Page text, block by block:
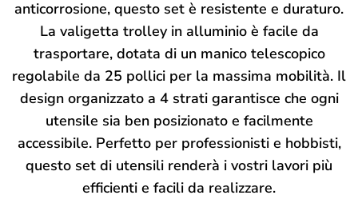
anticorrosione, questo set è resistente e duraturo.
La valigetta trolley in alluminio è facile da
trasportare, dotata di un manico telescopico
regolabile da 25 pollici per la massima mobilità. Il
design organizzato a 4 strati garantisce che ogni
utensile sia ben posizionato e facilmente
accessibile. Perfetto per professionisti e hobbisti,
questo set di utensili renderà i vostri lavori più
efficienti e facili da realizzare.